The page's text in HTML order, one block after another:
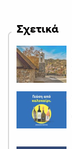
Σχετικά